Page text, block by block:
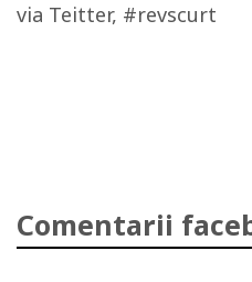
via Teitter, #revscurt
Comentarii